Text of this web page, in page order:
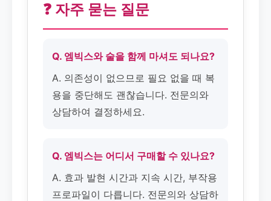
❓ 자주 묻는 질문
Q. 엠빅스와 술을 함께 마셔도 되나요?
A. 의존성이 없으므로 필요 없을 때 복
용을 중단해도 괜찮습니다. 전문의와
상담하여 결정하세요.
Q. 엠빅스는 어디서 구매할 수 있나요?
A. 효과 발현 시간과 지속 시간, 부작용
프로파일이 다릅니다. 전문의와 상담하